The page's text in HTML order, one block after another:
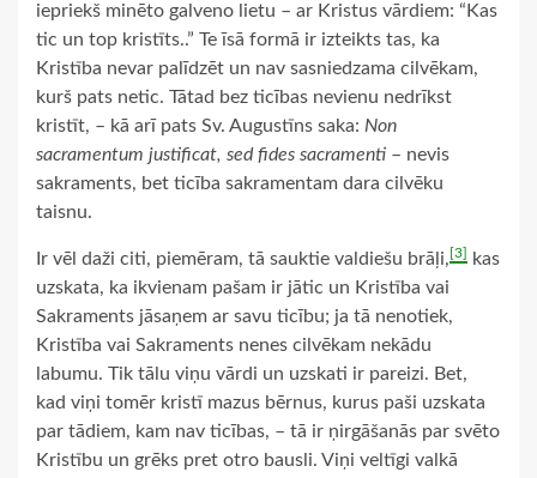
iepriekš minēto galveno lietu – ar Kristus vārdiem: “Kas
tic un top kristīts..” Te īsā formā ir izteikts tas, ka
Kristība nevar palīdzēt un nav sasniedzama cilvēkam,
kurš pats netic. Tātad bez ticības nevienu nedrīkst
kristīt, – kā arī pats Sv. Augustīns saka: Non
sacramentum justificat, sed fides sacramenti – nevis
sakraments, bet ticība sakramentam dara cilvēku
taisnu.
Ir vēl daži citi, piemēram, tā sauktie valdiešu brāļi, [3]
kas
uzskata, ka ikvienam pašam ir jātic un Kristība vai
Sakraments jāsaņem ar savu ticību; ja tā nenotiek,
Kristība vai Sakraments nenes cilvēkam nekādu
labumu. Tik tālu viņu vārdi un uzskati ir pareizi. Bet,
kad viņi tomēr kristī mazus bērnus, kurus paši uzskata
par tādiem, kam nav ticības, – tā ir ņirgāšanās par svēto
Kristību un grēks pret otro bausli. Viņi veltīgi valkā